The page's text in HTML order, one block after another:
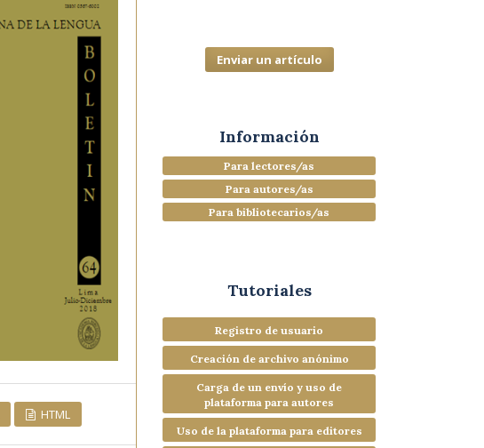
HTML
Enviar un artículo
Información
Para lectores/as
Para autores/as
Para bibliotecarios/as
Tutoriales
Registro de usuario
Creación de archivo anónimo
Carga de un envío y uso de
plataforma para autores
Uso de la plataforma para editores